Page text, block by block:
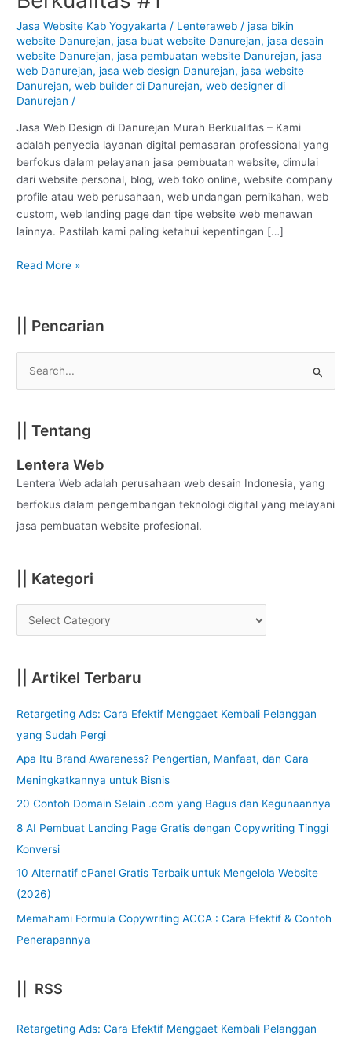
Jasa Website Kab Yogyakarta / Lenteraweb /jasa bikin
website Danurejan,jasa buat website Danurejan,jasa desain
website Danurejan,jasa pembuatan website Danurejan,jasa
web Danurejan,jasa web design Danurejan,jasa website
Danurejan,web builder di Danurejan,web designer di
Danurejan /
Jasa Web Design di Danurejan Murah Berkualitas – Kami
adalah penyedia layanan digital pemasaran professional yang
berfokus dalam pelayanan jasa pembuatan website, dimulai
dari website personal, blog, web toko online, website company
profile atau web perusahaan, web undangan pernikahan, web
custom, web landing page dan tipe website web menawan
lainnya. Pastilah kami paling ketahui kepentingan […]
Danurejan
–
Yogyakarta
:
Murah
Berkualitas
Read More »
|| Pencarian
r
c
h
f
o
|| Tentang
Lentera Web
Lentera Web adalah perusahaan web desain Indonesia, yang
berfokus dalam pengembangan teknologi digital yang melayani
jasa pembuatan website profesional.
|| Kategori
|| Artikel Terbaru
Retargeting Ads: Cara Efektif Menggaet Kembali Pelanggan
yang Sudah Pergi
Apa Itu Brand Awareness? Pengertian, Manfaat, dan Cara
Meningkatkannya untuk Bisnis
20 Contoh Domain Selain .com yang Bagus dan Kegunaannya
8 AI Pembuat Landing Page Gratis dengan Copywriting Tinggi
Konversi
10 Alternatif cPanel Gratis Terbaik untuk Mengelola Website
(2026)
Memahami Formula Copywriting ACCA : Cara Efektif & Contoh
Penerapannya
|| RSS
Retargeting Ads: Cara Efektif Menggaet Kembali Pelanggan